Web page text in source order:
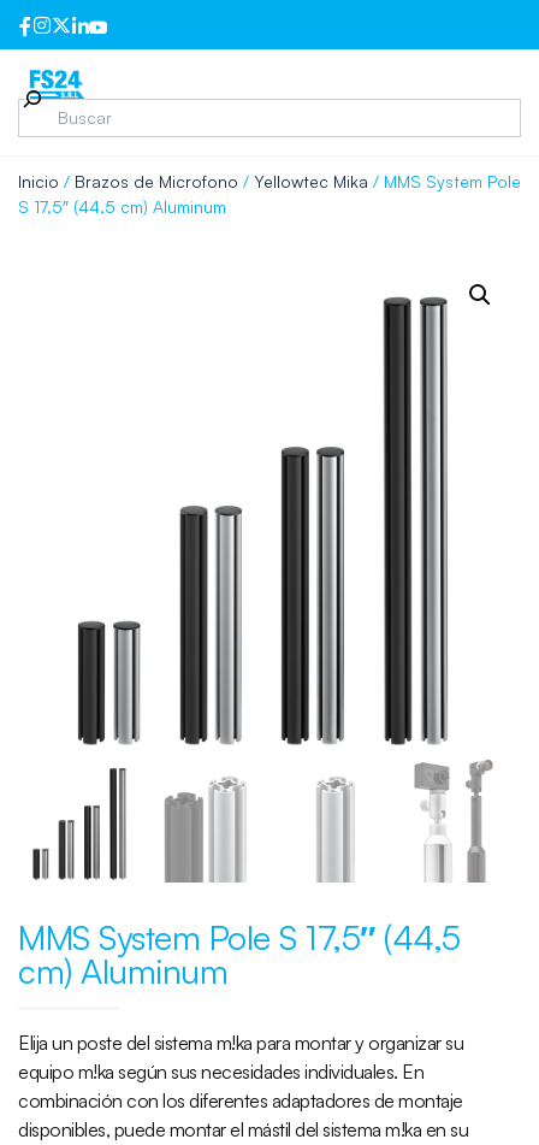
Inicio / Brazos de Microfono / Yellowtec Mika / MMS System Pole
S 17,5″ (44,5 cm) Aluminum
MMS System Pole S 17,5″ (44,5
cm) Aluminum
Elija un poste del sistema m!ka para montar y organizar su
equipo m!ka según sus necesidades individuales. En
combinación con los diferentes adaptadores de montaje
disponibles, puede montar el mástil del sistema m!ka en su